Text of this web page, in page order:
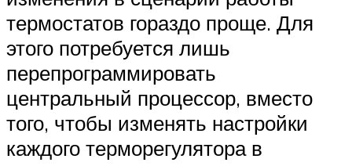
термостатов гораздо проще. Для
этого потребуется лишь
перепрограммировать
центральный процессор, вместо
того, чтобы изменять настройки
каждого терморегулятора в